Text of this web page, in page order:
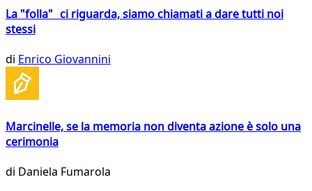
La "folla" ci riguarda, siamo chiamati a dare tutti noi
stessi
di Enrico Giovannini
Marcinelle, se la memoria non diventa azione è solo una
cerimonia
di Daniela Fumarola